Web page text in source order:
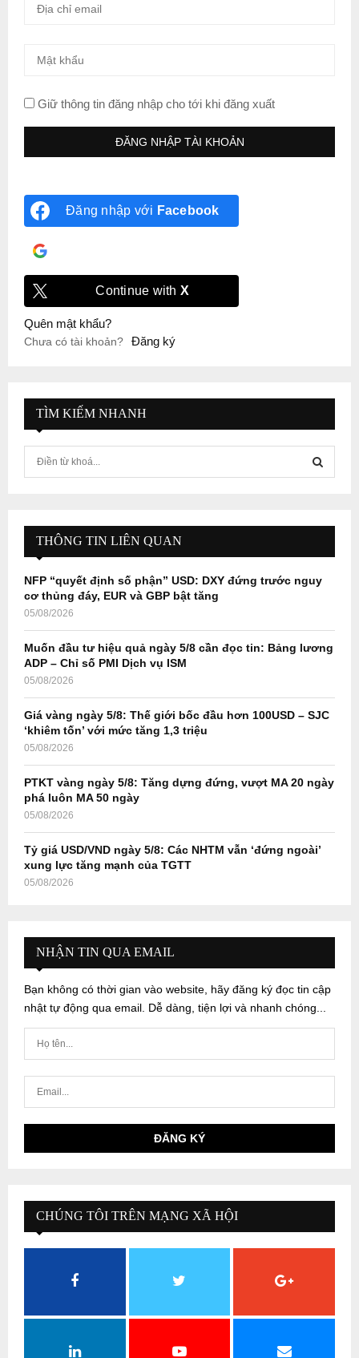
Giữ thông tin đăng nhập cho tới khi đăng xuất
Đăng nhập với Facebook
Continue with X
Quên mật khẩu?
Chưa có tài khoản? Đăng ký
TÌM KIẾM NHANH
f
r
E
A
R
H
THÔNG TIN LIÊN QUAN
NFP “quyết định số phận” USD: DXY đứng trước nguy
cơ thủng đáy, EUR và GBP bật tăng
05/08/2026
Muốn đầu tư hiệu quả ngày 5/8 cần đọc tin: Bảng lương
ADP – Chỉ số PMI Dịch vụ ISM
05/08/2026
Giá vàng ngày 5/8: Thế giới bốc đầu hơn 100USD – SJC
‘khiêm tốn’ với mức tăng 1,3 triệu
05/08/2026
PTKT vàng ngày 5/8: Tăng dựng đứng, vượt MA 20 ngày
phá luôn MA 50 ngày
05/08/2026
Tỷ giá USD/VND ngày 5/8: Các NHTM vẫn ‘đứng ngoài’
xung lực tăng mạnh của TGTT
05/08/2026
NHẬN TIN QUA EMAIL
Bạn không có thời gian vào website, hãy đăng ký đọc tin cập
nhật tự động qua email. Dễ dàng, tiện lợi và nhanh chóng...
CHÚNG TÔI TRÊN MẠNG XÃ HỘI